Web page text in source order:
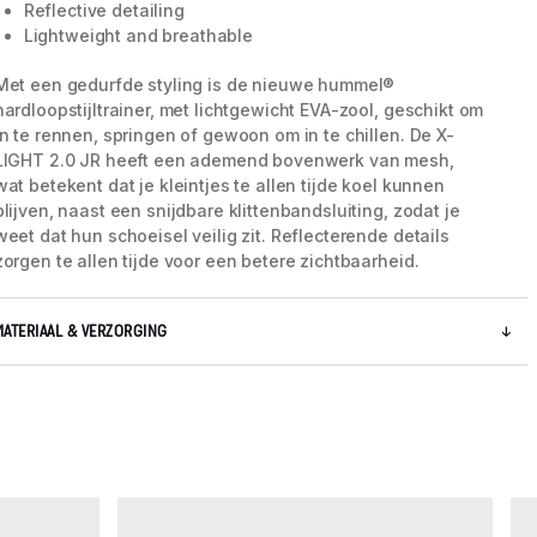
Reflective detailing
Lightweight and breathable
een gedurfde styling is de nieuwe hummel®
met lichtgewicht EVA-zool, geschikt om
te rennen, springen of gewoon om in te chillen. De X-
2.0 JR heeft een ademend bovenwerk van mesh,
betekent dat je kleintjes te allen tijde koel kunnen
naast een snijdbare klittenbandsluiting, zodat je
dat hun schoeisel veilig zit. Reflecterende details
te allen tijde voor een betere zichtbaarheid.
& VERZORGING